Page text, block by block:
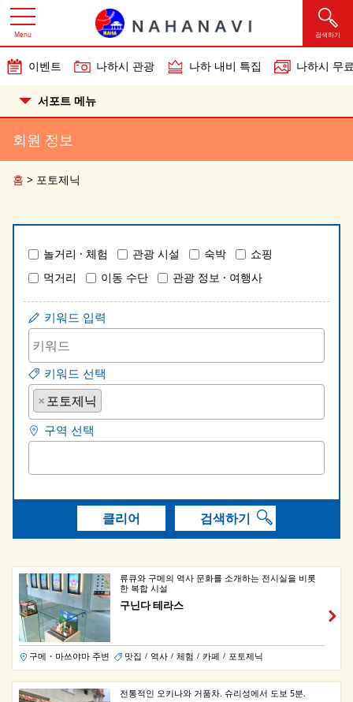
검색하기
이벤트 나하시 관광 나하 내비 특집 나하시 무
Menu
서포트 메뉴
회원 정보
홈 > 포토제닉
놀거리 · 체험 관광 시설 숙박
쇼핑
먹거리
이동 수단 관광 정보 · 여행사
키워드 입력
키워드 선택
×포토제닉
구역 선택
클리어 검색하기
류큐와 구메의 역사 문화를 소개하는 전시실을 비롯
한 복합 시설
구닌다 테라스
구메・마쓰야마 주변 맛집 / 역사 / 체험 / 카페 / 포토제닉
전통적인 오키나와 거품차. 슈리성에서 도보 5분.